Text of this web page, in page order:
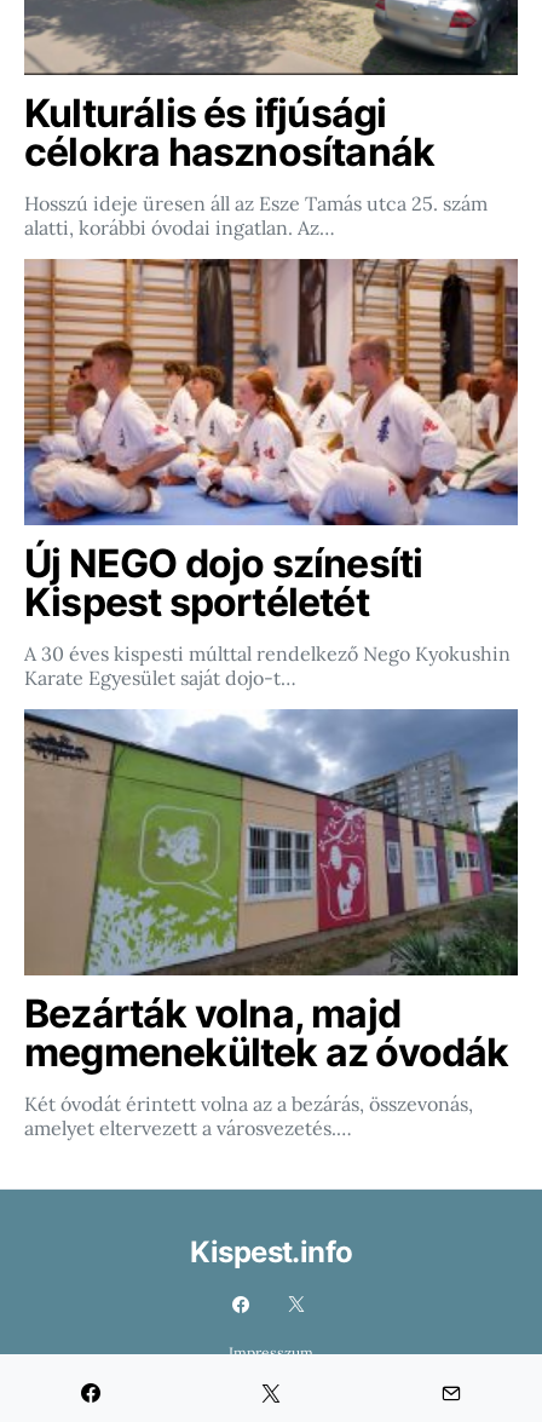
Kulturális és ifjúsági
célokra hasznosítanák
Hosszú ideje üresen áll az Esze Tamás utca 25. szám
alatti, korábbi óvodai ingatlan. Az…
Új NEGO dojo színesíti
Kispest sportéletét
A 30 éves kispesti múlttal rendelkező Nego Kyokushin
Karate Egyesület saját dojo-t…
Bezárták volna, majd
megmenekültek az óvodák
Két óvodát érintett volna az a bezárás, összevonás,
amelyet eltervezett a városvezetés.…
Kispest.info
Impresszum